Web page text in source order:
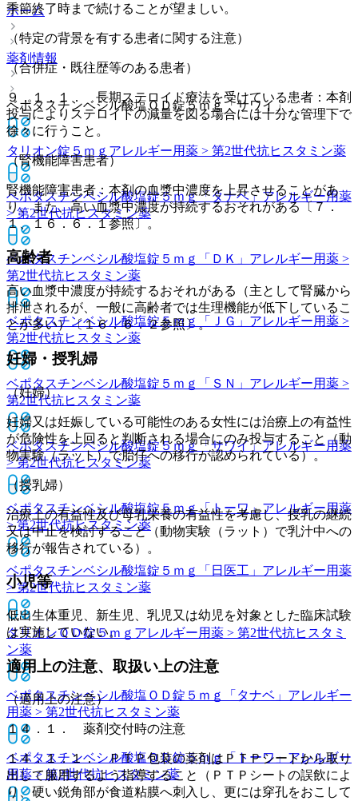
ホーム
薬剤情報
ベポタスチンベシル酸塩ＯＤ錠５ｍｇ「サワイ」
タリオン錠５ｍｇ アレルギー用薬 > 第2世代抗ヒスタミン薬
ベポタスチンベシル酸塩錠５ｍｇ「タナベ」 アレルギー用薬
> 第2世代抗ヒスタミン薬
ベポタスチンベシル酸塩錠５ｍｇ「ＤＫ」 アレルギー用薬 >
第2世代抗ヒスタミン薬
ベポタスチンベシル酸塩錠５ｍｇ「ＪＧ」 アレルギー用薬 >
第2世代抗ヒスタミン薬
ベポタスチンベシル酸塩錠５ｍｇ「ＳＮ」 アレルギー用薬 >
第2世代抗ヒスタミン薬
ベポタスチンベシル酸塩錠５ｍｇ「サワイ」アレルギー用薬
> 第2世代抗ヒスタミン薬
ベポタスチンベシル酸塩錠５ｍｇ「トーワ」アレルギー用薬
> 第2世代抗ヒスタミン薬
ベポタスチンベシル酸塩錠５ｍｇ「日医工」 アレルギー用薬
> 第2世代抗ヒスタミン薬
タリオンＯＤ錠５ｍｇ アレルギー用薬 > 第2世代抗ヒスタミ
ン薬
ベポタスチンベシル酸塩ＯＤ錠５ｍｇ「タナベ」 アレルギー
用薬 > 第2世代抗ヒスタミン薬
ベポタスチンベシル酸塩ＯＤ錠５ｍｇ「トーワ」アレルギー
用薬 > 第2世代抗ヒスタミン薬
季節終了時まで続けることが望ましい。
（特定の背景を有する患者に関する注意）
（合併症・既往歴等のある患者）
９．１．１． 長期ステロイド療法を受けている患者：本剤
投与によりステロイドの減量を図る場合には十分な管理下で
徐々に行うこと。
（腎機能障害患者）
腎機能障害患者：本剤の血漿中濃度を上昇させることがあ
り、また、高い血漿中濃度が持続するおそれがある〔７．
１、１６．６．１参照〕。
高齢者
高い血漿中濃度が持続するおそれがある（主として腎臓から
排泄されるが、一般に高齢者では生理機能が低下しているこ
とが多い）〔１６．６．２参照〕。
妊婦・授乳婦
（妊婦）
妊婦又は妊娠している可能性のある女性には治療上の有益性
が危険性を上回ると判断される場合にのみ投与すること（動
物実験（ラット）で胎仔への移行が認められている）。
（授乳婦）
治療上の有益性及び母乳栄養の有益性を考慮し、授乳の継続
又は中止を検討すること（動物実験（ラット）で乳汁中への
移行が報告されている）。
小児等
低出生体重児、新生児、乳児又は幼児を対象とした臨床試験
は実施していない。
適用上の注意、取扱い上の注意
（適用上の注意）
１４．１． 薬剤交付時の注意
１４．１．１． ＰＴＰ包装の薬剤はＰＴＰシートから取り
出して服用するよう指導すること（ＰＴＰシートの誤飲によ
り、硬い鋭角部が食道粘膜へ刺入し、更には穿孔をおこして